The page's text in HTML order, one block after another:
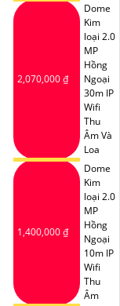
2,070,000 ₫
Dome
Kim
loại 2.0
MP
Hồng
Ngoại
30m IP
Wifi
Thu
Âm Và
Loa
1,400,000 ₫
Dome
Kim
loại 2.0
MP
Hồng
Ngoại
10m IP
Wifi
Thu
Âm